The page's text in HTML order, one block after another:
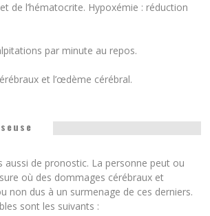
de l’hématocrite. Hypoxémie : réduction
par minute au repos.
et l’œdème cérébral.
de pronostic. La personne peut ou
où des dommages cérébraux et
non dus à un surmenage de ces derniers.
sont les suivants :